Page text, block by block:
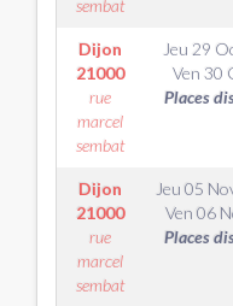
sembat
Dijon
21000
rue
marcel
sembat
Jeu 29
Ven 30
Places
Dijon
21000
rue
marcel
sembat
Jeu 05
Ven 06
Places